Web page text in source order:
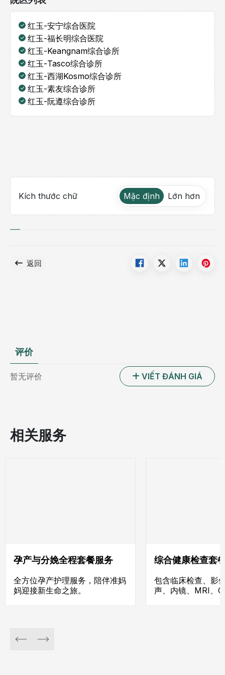
红玉-安宁综合医院
红玉-福长明综合医院
红玉-Keangnam综合诊所
红玉-Tasco综合诊所
红玉-西湖Kosmo综合诊所
红玉-素友综合诊所
红玉-阮遵综合诊所
Kích thước chữ Mặc định Lớn hơn
返回
评价
暂无评价 VIẾT ĐÁNH GIÁ
相关服务
孕产与分娩全程套餐服务
全方位孕产护理服务，陪伴准妈
妈迎接新生命之旅。
综合健康检查套
包含临床检查、影
声、内镜、MRI、